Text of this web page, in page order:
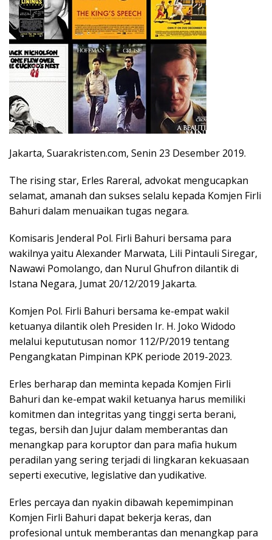
Jakarta, Suarakristen.com, Senin 23 Desember 2019.
The rising star, Erles Rareral, advokat mengucapkan
selamat, amanah dan sukses selalu kepada Komjen Firli
Bahuri dalam menuaikan tugas negara.
Komisaris Jenderal Pol. Firli Bahuri bersama para
wakilnya yaitu Alexander Marwata, Lili Pintauli Siregar,
Nawawi Pomolango, dan Nurul Ghufron dilantik di
Istana Negara, Jumat 20/12/2019 Jakarta.
Komjen Pol. Firli Bahuri bersama ke-empat wakil
ketuanya dilantik oleh Presiden Ir. H. Joko Widodo
melalui kepututusan nomor 112/P/2019 tentang
Pengangkatan Pimpinan KPK periode 2019-2023.
Erles berharap dan meminta kepada Komjen Firli
Bahuri dan ke-empat wakil ketuanya harus memiliki
komitmen dan integritas yang tinggi serta berani,
tegas, bersih dan Jujur dalam memberantas dan
menangkap para koruptor dan para mafia hukum
peradilan yang sering terjadi di lingkaran kekuasaan
seperti executive, legislative dan yudikative.
Erles percaya dan nyakin dibawah kepemimpinan
Komjen Firli Bahuri dapat bekerja keras, dan
profesional untuk memberantas dan menangkap para